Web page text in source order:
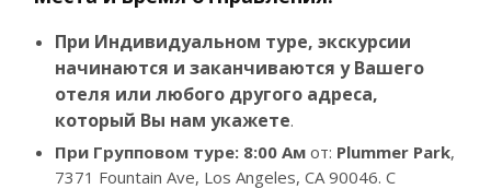
При Индивидуальном туре, экскурсии
начинаются и заканчиваются у Вашего
отеля или любого другого адреса,
который Вы нам укажете.
При Групповом туре: 8:00 Ам от: Plummer Park,
7371 Fountain Ave, Los Angeles, CA 90046. С